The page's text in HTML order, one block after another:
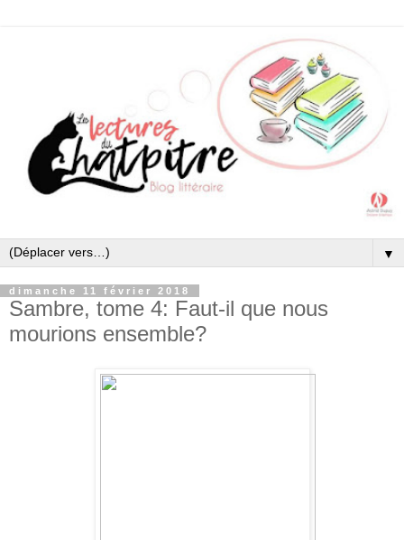
▼
dimanche 11 février 2018
Sambre, tome 4: Faut-il que nous
mourions ensemble?